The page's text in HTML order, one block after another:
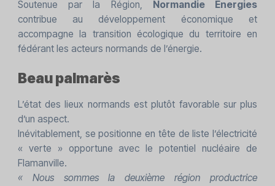
Soutenue par la Région, Normandie Energies
contribue au développement économique et
accompagne la transition écologique du territoire en
fédérant les acteurs normands de l’énergie.
Beau palmarès
L’état des lieux normands est plutôt favorable sur plus
d’un aspect.
Inévitablement, se positionne en tête de liste l’électricité
« verte » opportune avec le potentiel nucléaire de
Flamanville.
« Nous sommes la deuxième région productrice